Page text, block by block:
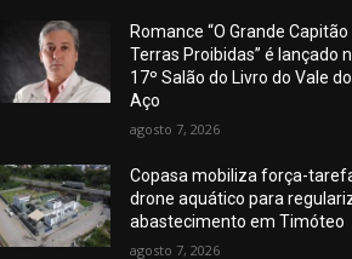
Romance “O Grande Capitão
Terras Proibidas” é lançado
17º Salão do Livro do Vale do
Aço
agosto 7, 2026
Copasa mobiliza força-
drone aquático para
abastecimento em Timóteo
agosto 7, 2026